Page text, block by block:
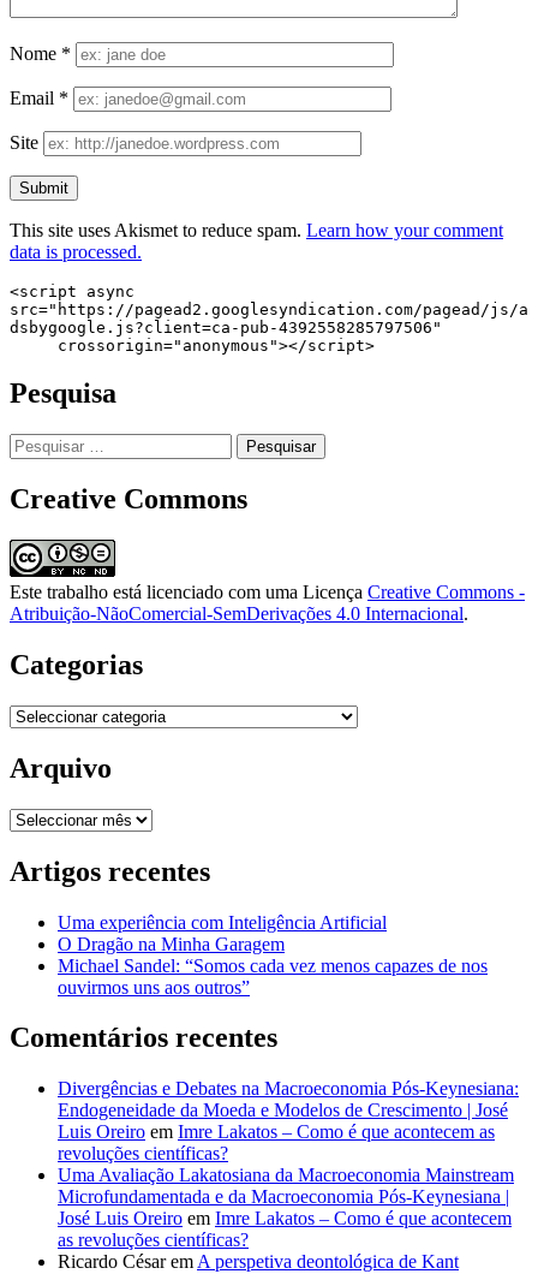
Nome *
Email *
Site
This site uses Akismet to reduce spam. Learn how your comment
data is processed.
<script async
src="https://pagead2.googlesyndication.com/pagead/js/a
dsbygoogle.js?client=ca-pub-4392558285797506"
     crossorigin="anonymous"></script>
Pesquisa
Pesquisar
por:
Creative Commons
Este trabalho está licenciado com uma Licença Creative Commons -
Atribuição-NãoComercial-SemDerivações 4.0 Internacional.
Categorias
Categorias
Arquivo
Arquivo
Artigos recentes
Uma experiência com Inteligência Artificial
O Dragão na Minha Garagem
Michael Sandel: “Somos cada vez menos capazes de nos
ouvirmos uns aos outros”
Comentários recentes
Divergências e Debates na Macroeconomia Pós-Keynesiana:
Endogeneidade da Moeda e Modelos de Crescimento | José
Luis Oreiro em Imre Lakatos – Como é que acontecem as
revoluções científicas?
Uma Avaliação Lakatosiana da Macroeconomia Mainstream
Microfundamentada e da Macroeconomia Pós-Keynesiana |
José Luis Oreiro em Imre Lakatos – Como é que acontecem
as revoluções científicas?
Ricardo Césarem A perspetiva deontológica de Kant